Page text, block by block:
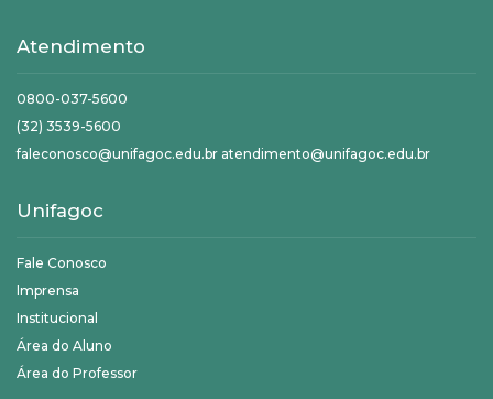
Atendimento
0800-037-5600
(32) 3539-5600
faleconosco@unifagoc.edu.br atendimento@unifagoc.edu.br
Unifagoc
Fale Conosco
Imprensa
Institucional
Área do Aluno
Área do Professor